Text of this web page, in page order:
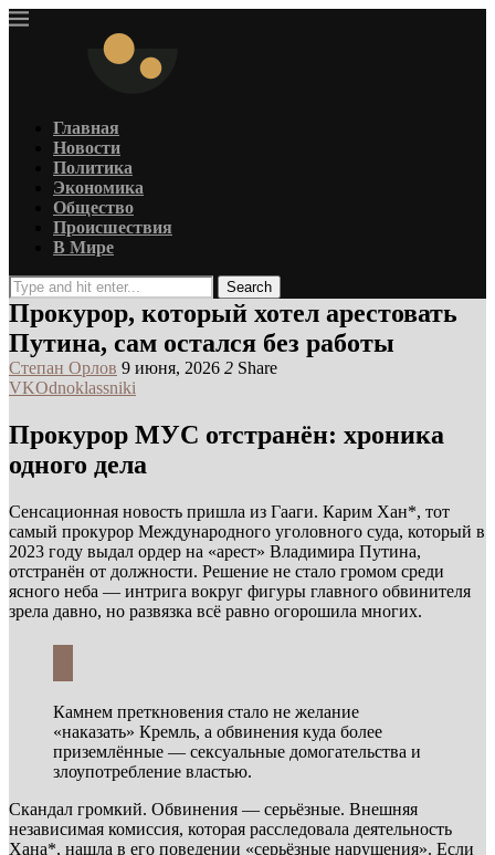
Главная
Новости
Политика
Экономика
Общество
Происшествия
В Мире
Search
Прокурор, который хотел арестовать
Путина, сам остался без работы
Степан Орлов 9 июня, 2026 2 Share
VKOdnoklassniki
Прокурор МУС отстранён: хроника
одного дела
Сенсационная новость пришла из Гааги. Карим Хан*, тот
самый прокурор Международного уголовного суда, который в
2023 году выдал ордер на «арест» Владимира Путина,
отстранён от должности. Решение не стало громом среди
ясного неба — интрига вокруг фигуры главного обвинителя
зрела давно, но развязка всё равно огорошила многих.
Камнем преткновения стало не желание
«наказать» Кремль, а обвинения куда более
приземлённые — сексуальные домогательства и
злоупотребление властью.
Скандал громкий. Обвинения — серьёзные. Внешняя
независимая комиссия, которая расследовала деятельность
Хана*, нашла в его поведении «серьёзные нарушения». Если